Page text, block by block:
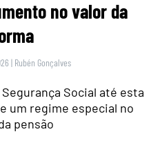
no valor da
| Rubén Gonçalves
Social até esta
um regime especial no
pensão